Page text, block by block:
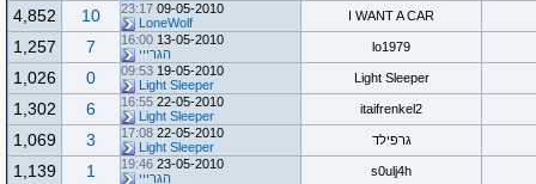
I WANT A CAR
09-05-2010
23:17
LoneWolf
10
4,852
lo1979
13-05-2010
16:00
הגרייי
7
1,257
Light Sleeper
19-05-2010
09:53
Light Sleeper
0
1,026
itaifrenkel2
22-05-2010
16:55
Light Sleeper
6
1,302
גרפילד 22-05-2010
17:08
Light Sleeper
3
1,069
s0ulj4h
23-05-2010
19:46
הגרייי
1
1,139